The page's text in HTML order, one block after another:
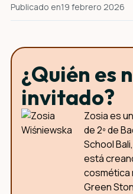
Publicado en19 febrero 2026
¿Quién es
invitado?
Zosia es
de 2º de
School
está
cosmética
Green